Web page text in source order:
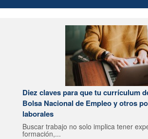
Diez claves para que tu currículum
Bolsa Nacional de Empleo y otros
laborales
Buscar trabajo no solo implica tener
formación,...